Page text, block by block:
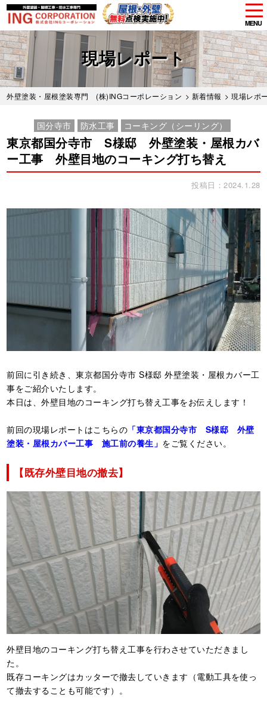
Skip
to
main
content
MENU
現場レポート
外壁塗装・屋根塗装専門 (株)INGコーポレーション > 新着情報 >現場レポ
国分寺市 防水工事 コーキング（シーリング）
東京都国分寺市 S様邸 外壁塗装・屋根カバ
ー工事 外壁目地のコーキング打ち替え
投稿日：2024.1.28
前回に引き続き、東京都国分寺市 S様邸 外壁塗装・屋根カバー工
事をご紹介いたします。
本日は、外壁目地のコーキング打ち替え工事をお伝えします！
前回の現場レポートはこちらの 「東京都国分寺市 S様邸 外壁
塗装・屋根カバー工事 施工前の養生」 をご覧ください。
【既存外壁目地の撤去】
外壁目地のコーキング打ち替え工事を行わさせていただきまし
た。
既存コーキングはカッターで撤去していきます（電動工具を使っ
て撤去することも可能です）。